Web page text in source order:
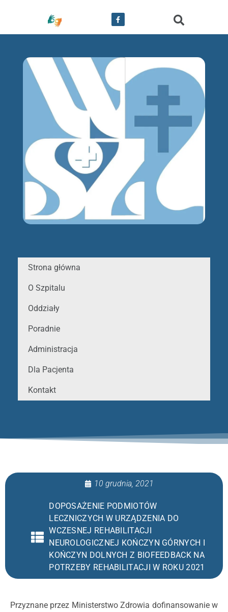
Strona główna
O Szpitalu
Oddziały
Poradnie
Administracja
Dla Pacjenta
Kontakt
10 grudnia, 2021
DOPOSAŻENIE PODMIOTÓW
LECZNICZYCH W URZĄDZENIA DO
WCZESNEJ REHABILITACJI
NEUROLOGICZNEJ KOŃCZYN GÓRNYCH I
KOŃCZYN DOLNYCH Z BIOFEEDBACK NA
POTRZEBY REHABILITACJI W ROKU 2021
Przyznane przez Ministerstwo Zdrowia dofinansowanie w